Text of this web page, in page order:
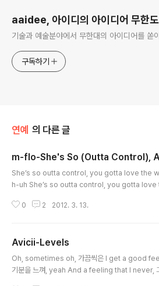
aaidee, 아이디의 아이디어 무한
기술과 예술분야에서 무한대의 아이디어를 쏟
구독하기
연예 의 다른 글
m-flo-She's So (Outta Control),
She’s so outta control, you gotta love the
h-uh She’s so outta control, you gotta
uh-uh-uh-uh-uh She’s so outta control,
the way she uh..
0 2 2012. 3. 13.
Avicii-Levels
Oh, sometimes oh, 가끔씩은 I get a good
기분을 느껴, yeah And a feeling that I never, 그